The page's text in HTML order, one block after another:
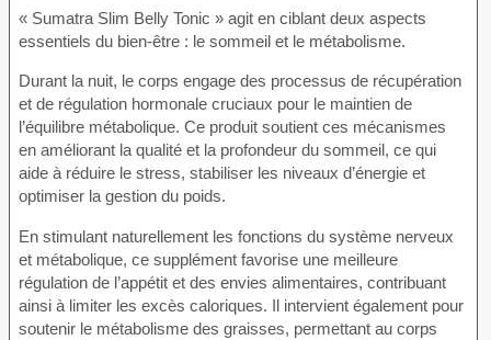
« Sumatra Slim Belly Tonic » agit en ciblant deux aspects
essentiels du bien-être : le sommeil et le métabolisme.
Durant la nuit, le corps engage des processus de récupération
et de régulation hormonale cruciaux pour le maintien de
l’équilibre métabolique. Ce produit soutient ces mécanismes
en améliorant la qualité et la profondeur du sommeil, ce qui
aide à réduire le stress, stabiliser les niveaux d’énergie et
optimiser la gestion du poids.
En stimulant naturellement les fonctions du système nerveux
et métabolique, ce supplément favorise une meilleure
régulation de l’appétit et des envies alimentaires, contribuant
ainsi à limiter les excès caloriques. Il intervient également pour
soutenir le métabolisme des graisses, permettant au corps